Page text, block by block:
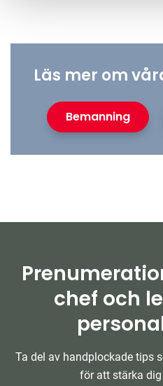
Läs mer om
Bemanning
chef och
Ta del av handplockade tips
för att stärka